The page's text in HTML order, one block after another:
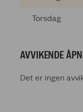
Torsdag
AVVIKENDE
Det er ingen